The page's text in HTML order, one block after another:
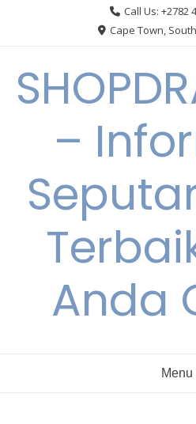
Call Us: +2782
Cape Town,
–
Anda
Menu